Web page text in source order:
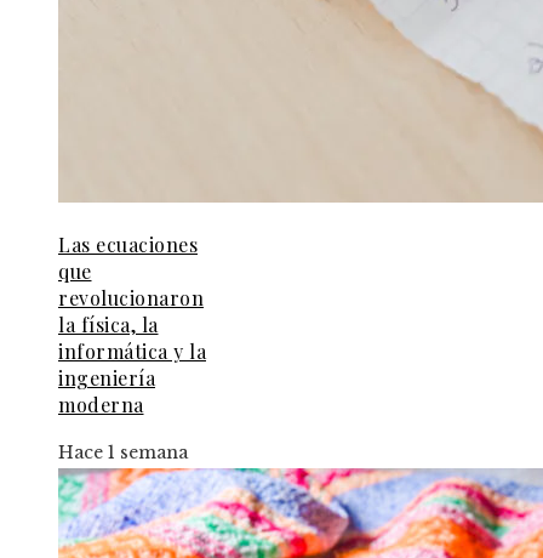
Las ecuaciones
que
revolucionaron
la física, la
informática y la
ingeniería
moderna
Hace 1 semana